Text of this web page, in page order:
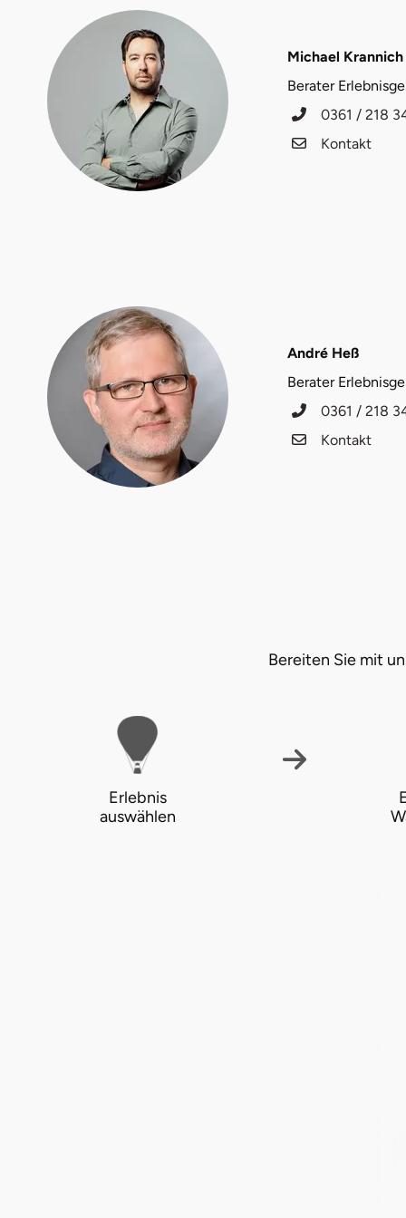
Michael Krannich
Berater
0361 / 218
Kontakt
André Heß
Berater
0361 / 218
Kontakt
Bereiten Sie mit
Erlebnis
auswählen
Essen
Fulda
Fürstenfeldbruck